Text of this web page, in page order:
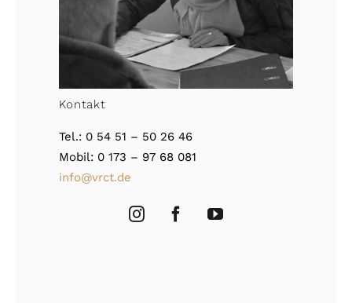
Kontakt
Tel.: 0 54 51 – 50 26 46
Mobil: 0 173 – 97 68 081
info@vrct.de